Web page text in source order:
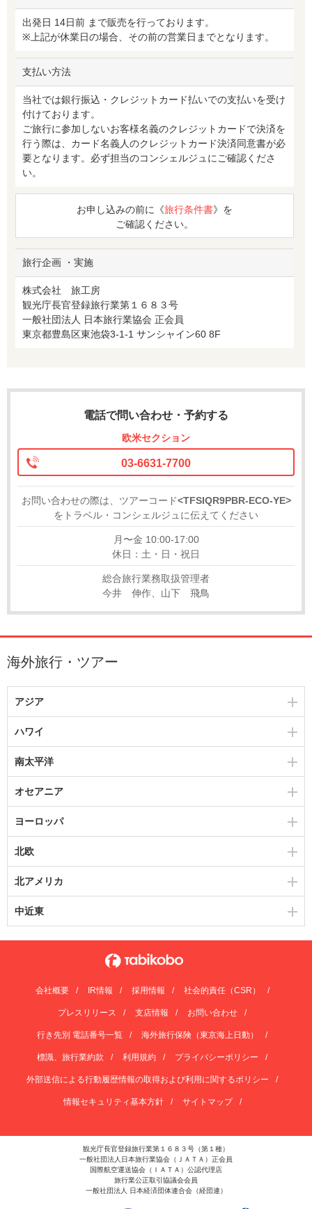
出発日 14日前 まで販売を行っております。
※上記が休業日の場合、その前の営業日までとなります。
支払い方法
当社では銀行振込・クレジットカード払いでの支払いを受け
付けております。
ご旅行に参加しないお客様名義のクレジットカードで決済を
行う際は、カード名義人のクレジットカード決済同意書が必
要となります。必ず担当のコンシェルジュにご確認くださ
い。
お申し込みの前に《旅行条件書》を
ご確認ください。
旅行企画 ・実施
株式会社 旅工房
観光庁長官登録旅行業第１６８３号
一般社団法人 日本旅行業協会 正会員
東京都豊島区東池袋3-1-1 サンシャイン60 8F
電話で問い合わせ・予約する
欧米セクション
03-6631-7700
お問い合わせの際は、ツアーコード<TFSIQR9PBR-ECO-YE>
をトラベル・コンシェルジュに伝えてください
月〜金 10:00-17:00
休日：土・日・祝日
総合旅行業務取扱管理者
今井 伸作、山下 飛鳥
海外旅行・ツアー
アジア
ハワイ
南太平洋
オセアニア
ヨーロッパ
北欧
北アメリカ
中近東
会社概要 IR情報 採用情報 社会的責任（CSR）
プレスリリース 支店情報 お問い合わせ
行き先別 電話番号一覧 海外旅行保険（東京海上日動）
標識、旅行業約款 利用規約 プライバシーポリシー
外部送信による行動履歴情報の取得および利用に関するポリシー
情報セキュリティ基本方針 サイトマップ
観光庁長官登録旅行業第１６８３号（第１種）
一般社団法人日本旅行業協会（ＪＡＴＡ）正会員
国際航空運送協会（ＩＡＴＡ）公認代理店
旅行業公正取引協議会会員
一般社団法人 日本経済団体連合会（経団連）